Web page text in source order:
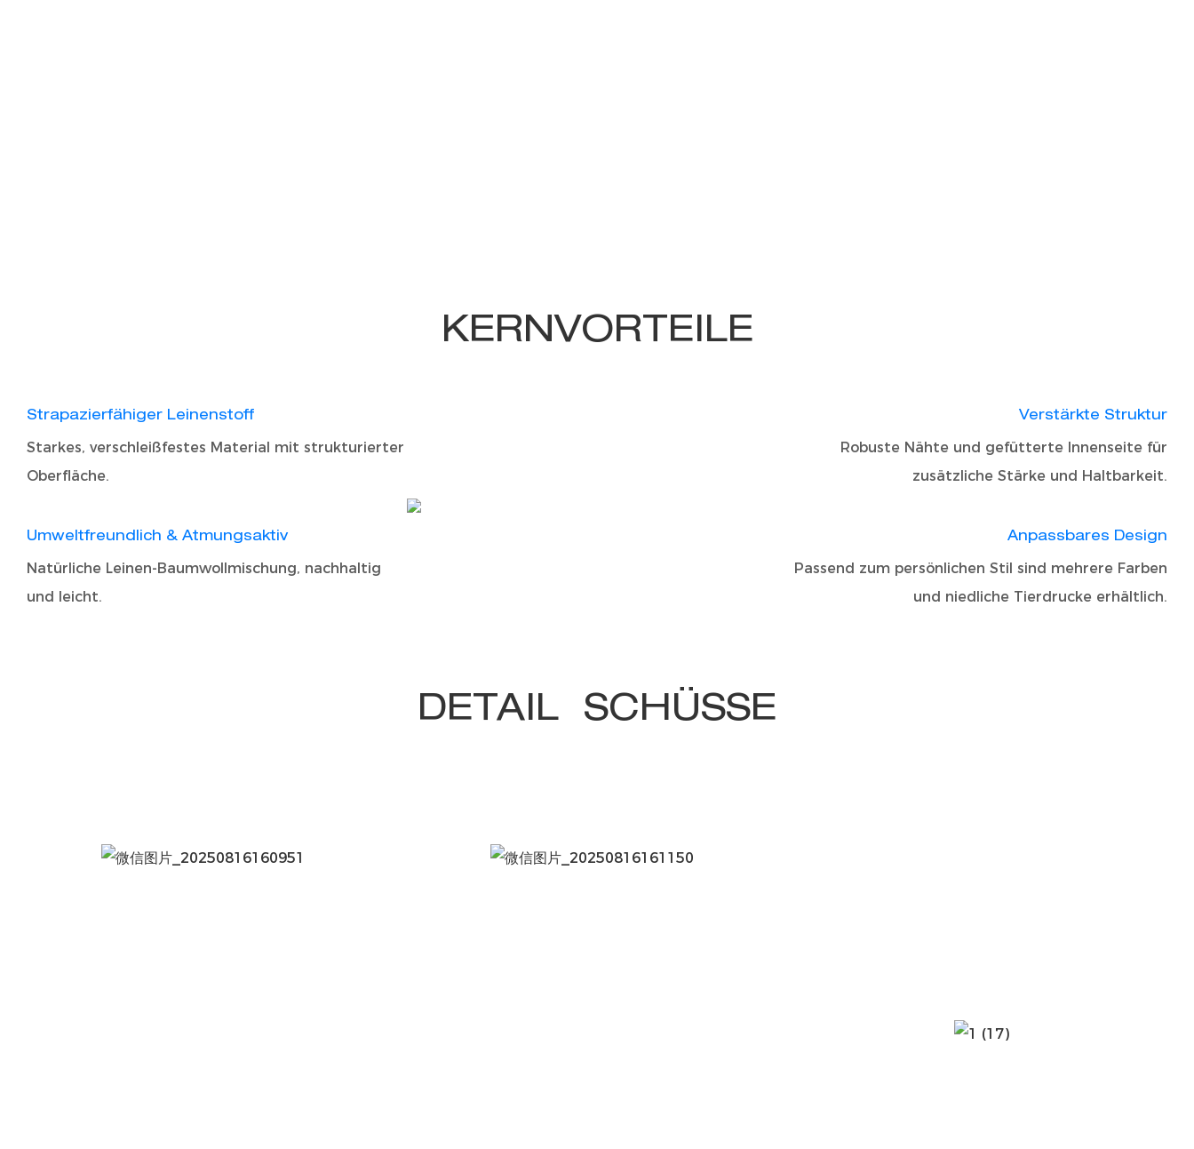
KERNVORTEILE
Strapazierfähiger Leinenstoff
Starkes, verschleißfestes Material mit strukturierter
Oberfläche.
Umweltfreundlich & Atmungsaktiv
Natürliche Leinen-Baumwollmischung, nachhaltig
und leicht.
Verstärkte Struktur
Robuste Nähte und gefütterte Innenseite für
zusätzliche Stärke und Haltbarkeit.
Anpassbares Design
Passend zum persönlichen Stil sind mehrere Farben
und niedliche Tierdrucke erhältlich.
DETAIL SCHÜSSE